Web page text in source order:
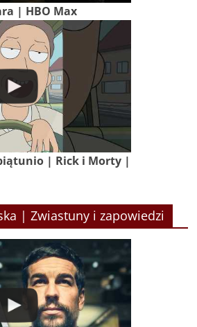
| HBO Max
| Rick i Morty |
| Zwiastuny i zapowiedzi